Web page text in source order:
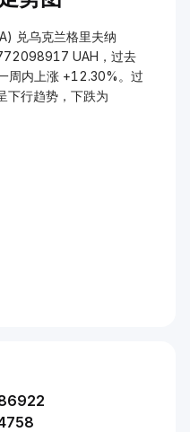
兑乌克兰格里夫纳
UAH，过去
周内上涨 +12.30%。过
行趋势，下跌为